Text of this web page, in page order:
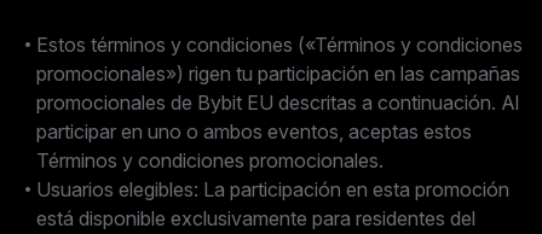
Estos términos y condiciones («Términos y condiciones
promocionales») rigen tu participación en las campañas
promocionales de Bybit EU descritas a continuación. Al
participar en uno o ambos eventos, aceptas estos
Términos y condiciones promocionales.
Usuarios elegibles: La participación en esta promoción
está disponible exclusivamente para residentes del